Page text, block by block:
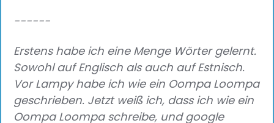
‍------‍
Erstens habe ich eine Menge Wörter gelernt.
Sowohl auf Englisch als auch auf Estnisch.
Vor Lampy habe ich wie ein Oompa Loompa
geschrieben. Jetzt weiß ich, dass ich wie ein
Oompa Loompa schreibe, und google